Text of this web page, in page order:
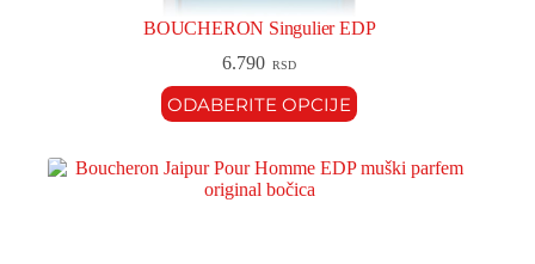
BOUCHERON Singulier EDP
6.790 RSD
ODABERITE OPCIJE